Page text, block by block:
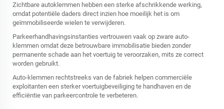
Zichtbare autoklemmen hebben een sterke afschrikkende werking,
omdat potentiële daders direct inzien hoe moeilijk het is om
geïmmobiliseerde wielen te verwijderen.
Parkeerhandhavingsinstanties vertrouwen vaak op zware auto-
klemmen omdat deze betrouwbare immobilisatie bieden zonder
permanente schade aan het voertuig te veroorzaken, mits ze correct
worden gebruikt.
Auto-klemmen rechtstreeks van de fabriek helpen commerciële
exploitanten een sterker voertuigbeveiliging te handhaven en de
efficiëntie van parkeercontrole te verbeteren.